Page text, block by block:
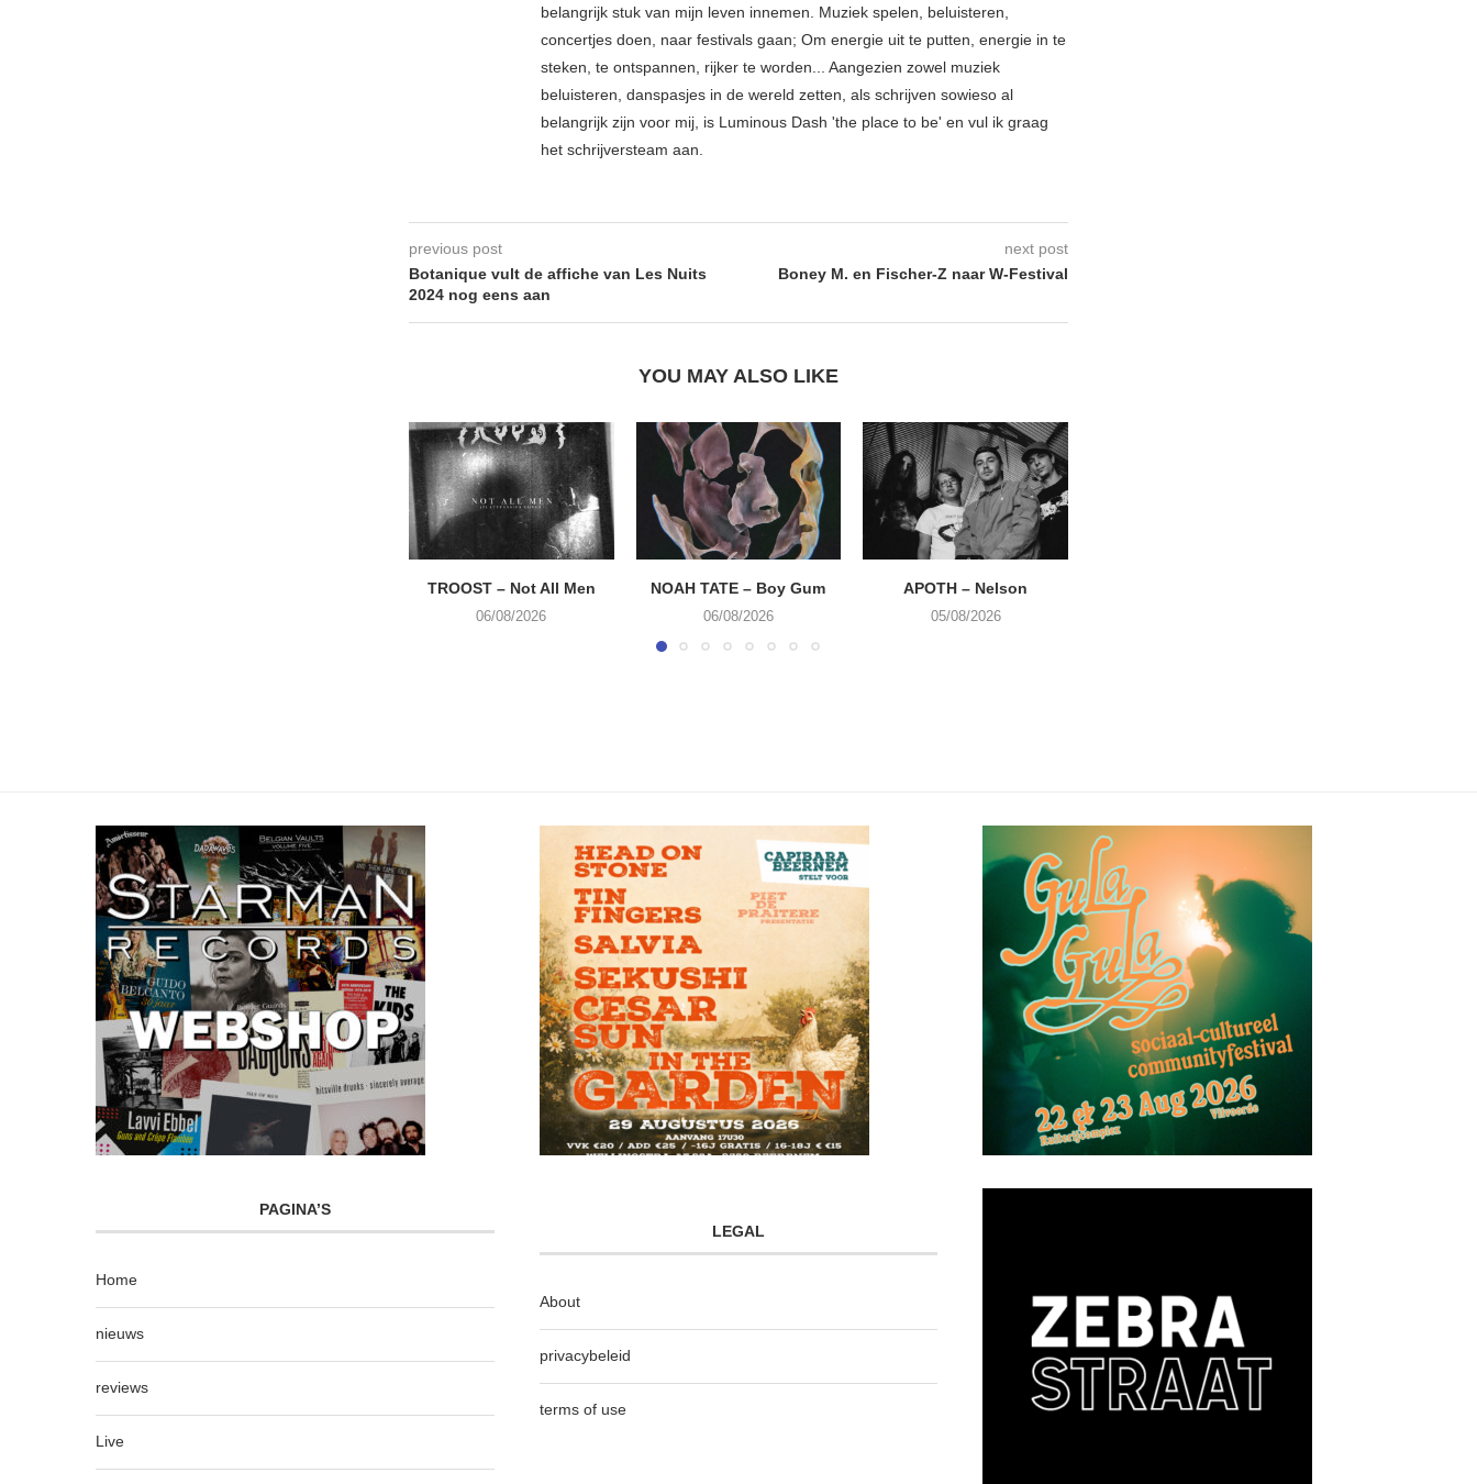
belangrijk stuk van mijn leven innemen. Muziek spelen, beluisteren,
concertjes doen, naar festivals gaan; Om energie uit te putten, energie in te
steken, te ontspannen, rijker te worden... Aangezien zowel muziek
beluisteren, danspasjes in de wereld zetten, als schrijven sowieso al
belangrijk zijn voor mij, is Luminous Dash 'the place to be' en vul ik graag
het schrijversteam aan.
previous post
Botanique vult de affiche van Les Nuits
2024 nog eens aan
next post
Boney M. en Fischer-Z naar W-Festival
YOU MAY ALSO LIKE
TROOST – Not All Men
06/08/2026
NOAH TATE – Boy Gum
06/08/2026
APOTH – Nelson
05/08/2026
PAGINA’S
Home
nieuws
reviews
Live
LEGAL
About
privacybeleid
terms of use